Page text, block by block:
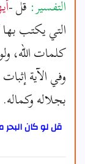
التفسير: قل -
التي يكتب بها
كلمات الله،
وفي الآية
بجلاله وكماله.
قل لو كان البحر